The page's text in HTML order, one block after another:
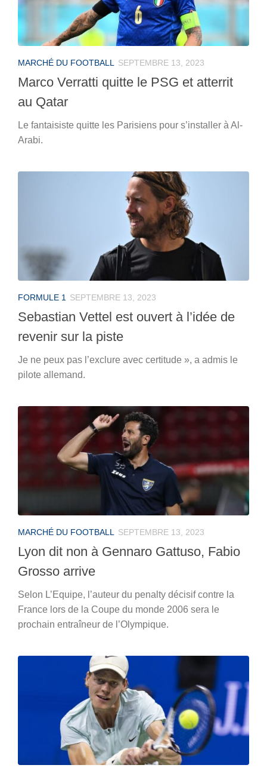
MARCHÉ DU FOOTBALL SEPTEMBRE 13, 2023
Marco Verratti quitte le PSG et atterrit
au Qatar
Le fantaisiste quitte les Parisiens pour s’installer à Al-
Arabi.
FORMULE 1 SEPTEMBRE 13, 2023
Sebastian Vettel est ouvert à l’idée de
revenir sur la piste
Je ne peux pas l’exclure avec certitude », a admis le
pilote allemand.
MARCHÉ DU FOOTBALL SEPTEMBRE 13, 2023
Lyon dit non à Gennaro Gattuso, Fabio
Grosso arrive
Selon L’Equipe, l’auteur du penalty décisif contre la
France lors de la Coupe du monde 2006 sera le
prochain entraîneur de l’Olympique.